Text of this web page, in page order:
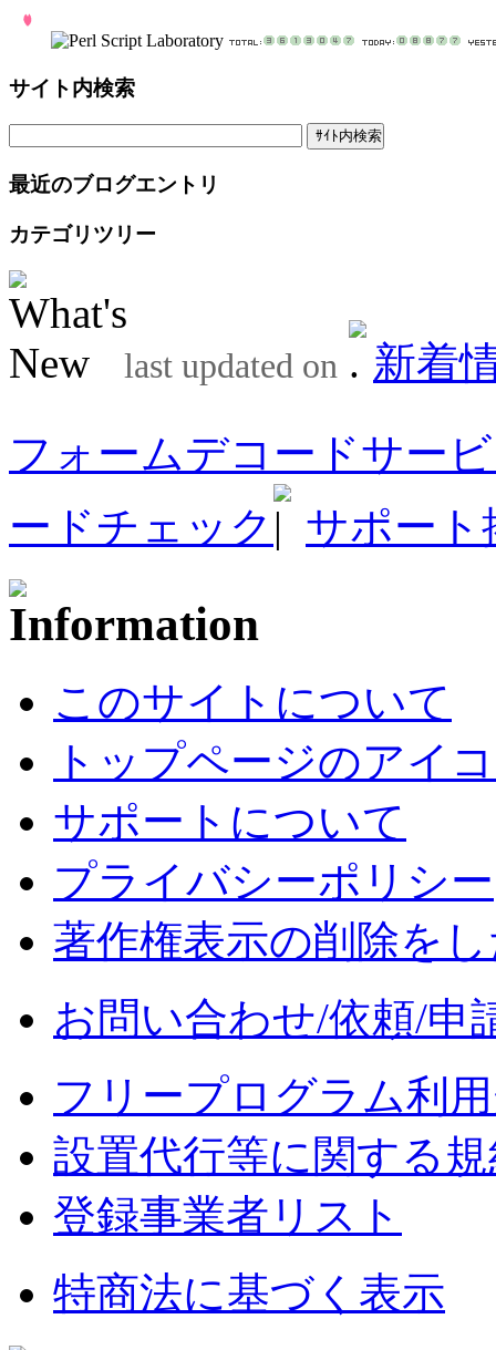
サイト内検索
最近のブログエントリ
カテゴリツリー
last updated on
新着
フォームデコードサー
ードチェック
サポート
このサイトについて
トップページのアイ
サポートについて
プライバシーポリシー
著作権表示の削除を
お問い合わせ/依頼/申
フリープログラム利
設置代行等に関する
登録事業者リスト
特商法に基づく表示